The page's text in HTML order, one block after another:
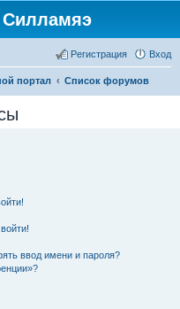
Вход
Регистрация
портал Список форумов
ввод имени и пароля?